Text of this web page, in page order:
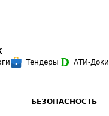
Тендеры АТИ-Доки
БЕЗОПАСНОСТЬ